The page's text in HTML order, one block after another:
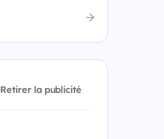
Retirer la publicité